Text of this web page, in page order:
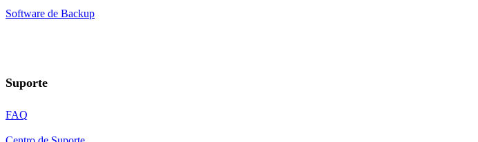
Software de Backup
Suporte
FAQ